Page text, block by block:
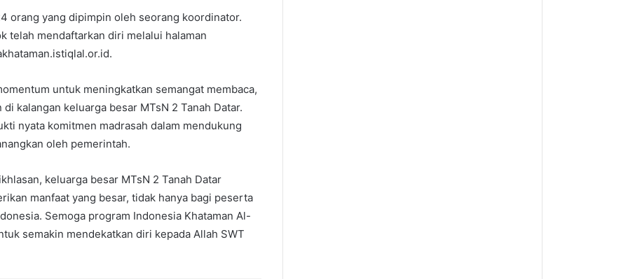
orang yang dipimpin oleh seorang koordinator.
telah mendaftarkan diri melalui halaman
untuk meningkatkan semangat membaca,
kalangan keluarga besar MTsN 2 Tanah Datar.
nyata komitmen madrasah dalam mendukung
oleh pemerintah.
keluarga besar MTsN 2 Tanah Datar
manfaat yang besar, tidak hanya bagi peserta
Semoga program Indonesia Khataman Al-
semakin mendekatkan diri kepada Allah SWT